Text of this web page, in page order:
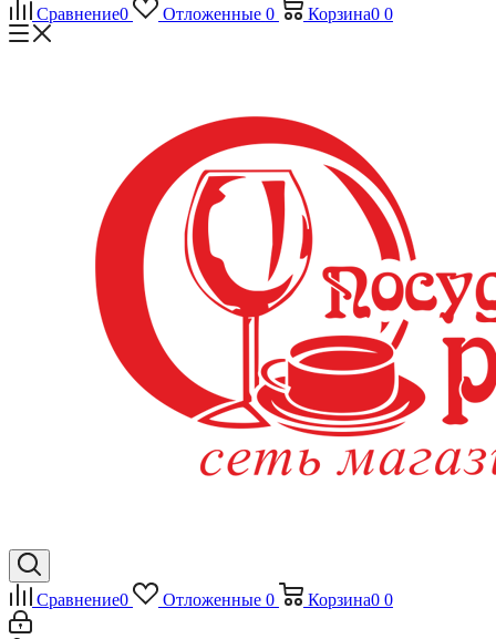
Сравнение0 Отложенные 0 Корзина0 0
Сравнение0 Отложенные 0 Корзина0 0